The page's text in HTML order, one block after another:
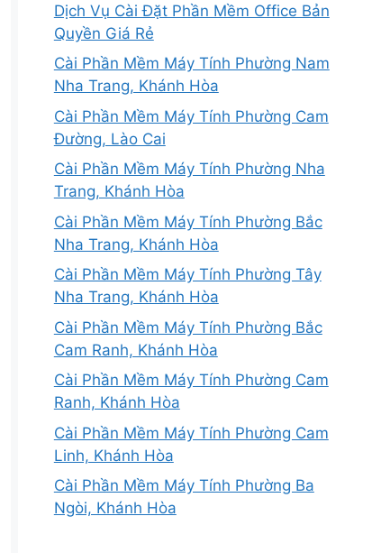
Dịch Vụ Cài Đặt Phần Mềm Office Bản
Quyền Giá Rẻ
Cài Phần Mềm Máy Tính Phường Nam
Nha Trang, Khánh Hòa
Cài Phần Mềm Máy Tính Phường Cam
Đường, Lào Cai
Cài Phần Mềm Máy Tính Phường Nha
Trang, Khánh Hòa
Cài Phần Mềm Máy Tính Phường Bắc
Nha Trang, Khánh Hòa
Cài Phần Mềm Máy Tính Phường Tây
Nha Trang, Khánh Hòa
Cài Phần Mềm Máy Tính Phường Bắc
Cam Ranh, Khánh Hòa
Cài Phần Mềm Máy Tính Phường Cam
Ranh, Khánh Hòa
Cài Phần Mềm Máy Tính Phường Cam
Linh, Khánh Hòa
Cài Phần Mềm Máy Tính Phường Ba
Ngòi, Khánh Hòa